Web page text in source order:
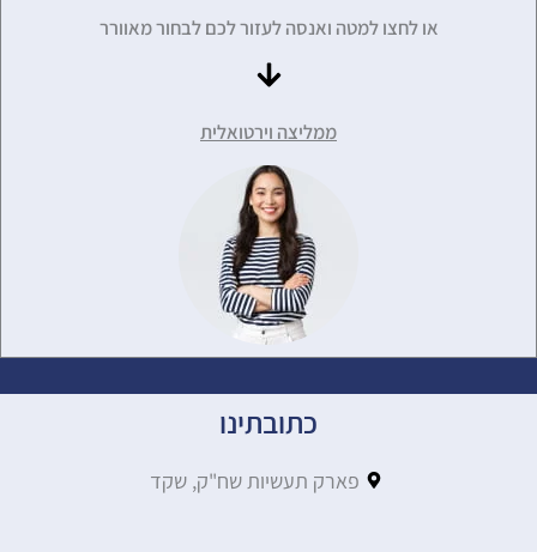
או לחצו למטה ואנסה לעזור לכם לבחור מאוורר
ממליצה וירטואלית
כתובתינו
פארק תעשיות שח"ק, שקד